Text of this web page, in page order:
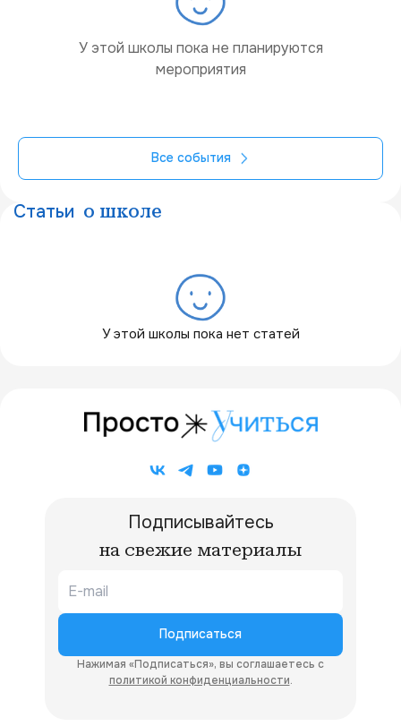
У этой школы пока не планируются
мероприятия
Все события
Статьи о школе
У этой школы пока нет статей
Подписывайтесь
на свежие материалы
Подписаться
Нажимая «Подписаться», вы соглашаетесь с
политикой конфиденциальности.